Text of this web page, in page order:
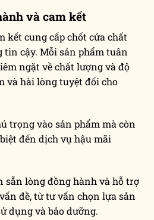
và cam kết
kết cung cấp chốt cửa chất
cậy. Mỗi sản phẩm tuân
ngặt về chất lượng và độ
và hài lòng tuyệt đối cho
trọng vào sản phẩm mà còn
đến dịch vụ hậu mãi
lòng đồng hành và hỗ trợ
đề, từ tư vấn chọn lựa sản
dụng và bảo dưỡng.